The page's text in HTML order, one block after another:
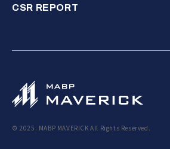
CSR REPORT
© 2025. MABP MAVERICK All Rights Reserved.